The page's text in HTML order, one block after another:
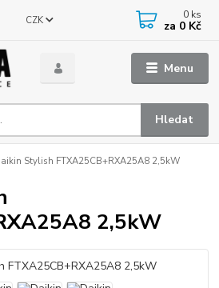
Menu
CZK
Hledat
0 ks
za 0 Kč
Stylish FTXA25CB+RXA25A8 2,5kW
2,5kW